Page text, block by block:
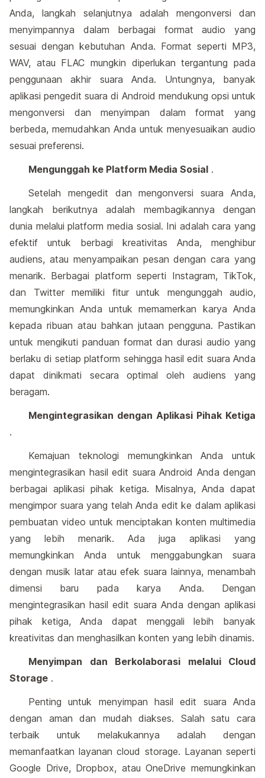
Anda, langkah selanjutnya adalah mengonversi dan
menyimpannya dalam berbagai format audio yang
sesuai dengan kebutuhan Anda. Format seperti MP3,
WAV, atau FLAC mungkin diperlukan tergantung pada
penggunaan akhir suara Anda. Untungnya, banyak
aplikasi pengedit suara di Android mendukung opsi untuk
mengonversi dan menyimpan dalam format yang
berbeda, memudahkan Anda untuk menyesuaikan audio
sesuai preferensi.
Mengunggah ke Platform Media Sosial .
Setelah mengedit dan mengonversi suara Anda,
langkah berikutnya adalah membagikannya dengan
dunia melalui platform media sosial. Ini adalah cara yang
efektif untuk berbagi kreativitas Anda, menghibur
audiens, atau menyampaikan pesan dengan cara yang
menarik. Berbagai platform seperti Instagram, TikTok,
dan Twitter memiliki fitur untuk mengunggah audio,
memungkinkan Anda untuk memamerkan karya Anda
kepada ribuan atau bahkan jutaan pengguna. Pastikan
untuk mengikuti panduan format dan durasi audio yang
berlaku di setiap platform sehingga hasil edit suara Anda
dapat dinikmati secara optimal oleh audiens yang
beragam.
Mengintegrasikan dengan Aplikasi Pihak Ketiga
.
Kemajuan teknologi memungkinkan Anda untuk
mengintegrasikan hasil edit suara Android Anda dengan
berbagai aplikasi pihak ketiga. Misalnya, Anda dapat
mengimpor suara yang telah Anda edit ke dalam aplikasi
pembuatan video untuk menciptakan konten multimedia
yang lebih menarik. Ada juga aplikasi yang
memungkinkan Anda untuk menggabungkan suara
dengan musik latar atau efek suara lainnya, menambah
dimensi baru pada karya Anda. Dengan
mengintegrasikan hasil edit suara Anda dengan aplikasi
pihak ketiga, Anda dapat menggali lebih banyak
kreativitas dan menghasilkan konten yang lebih dinamis.
Menyimpan dan Berkolaborasi melalui Cloud
Storage .
Penting untuk menyimpan hasil edit suara Anda
dengan aman dan mudah diakses. Salah satu cara
terbaik untuk melakukannya adalah dengan
memanfaatkan layanan cloud storage. Layanan seperti
Google Drive, Dropbox, atau OneDrive memungkinkan